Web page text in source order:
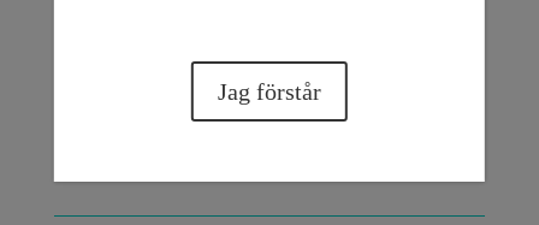
Jag förstår